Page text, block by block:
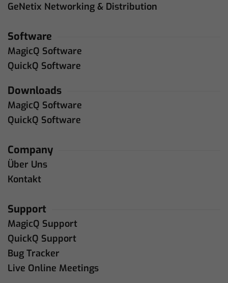
GeNetix Networking & Distribution
Software
MagicQ Software
QuickQ Software
Downloads
MagicQ Software
QuickQ Software
Company
Über Uns
Kontakt
Support
MagicQ Support
QuickQ Support
Bug Tracker
Live Online Meetings